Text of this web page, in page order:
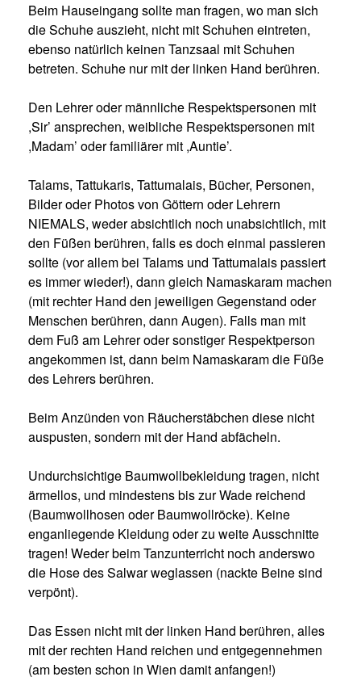
Beim Hauseingang sollte man fragen, wo man sich
die Schuhe auszieht, nicht mit Schuhen eintreten,
ebenso natürlich keinen Tanzsaal mit Schuhen
betreten. Schuhe nur mit der linken Hand berühren.
Den Lehrer oder männliche Respektspersonen mit
,Sir’ ansprechen, weibliche Respektspersonen mit
,Madam’ oder familiärer mit ,Auntie’.
Talams, Tattukaris, Tattumalais, Bücher, Personen,
Bilder oder Photos von Göttern oder Lehrern
NIEMALS, weder absichtlich noch unabsichtlich, mit
den Füßen berühren, falls es doch einmal passieren
sollte (vor allem bei Talams und Tattumalais passiert
es immer wieder!), dann gleich Namaskaram machen
(mit rechter Hand den jeweiligen Gegenstand oder
Menschen berühren, dann Augen). Falls man mit
dem Fuß am Lehrer oder sonstiger Respektperson
angekommen ist, dann beim Namaskaram die Füße
des Lehrers berühren.
Beim Anzünden von Räucherstäbchen diese nicht
auspusten, sondern mit der Hand abfächeln.
Undurchsichtige Baumwollbekleidung tragen, nicht
ärmellos, und mindestens bis zur Wade reichend
(Baumwollhosen oder Baumwollröcke). Keine
enganliegende Kleidung oder zu weite Ausschnitte
tragen! Weder beim Tanzunterricht noch anderswo
die Hose des Salwar weglassen (nackte Beine sind
verpönt).
Das Essen nicht mit der linken Hand berühren, alles
mit der rechten Hand reichen und entgegennehmen
(am besten schon in Wien damit anfangen!)